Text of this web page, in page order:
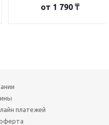
от 1 790 ₸
платежей